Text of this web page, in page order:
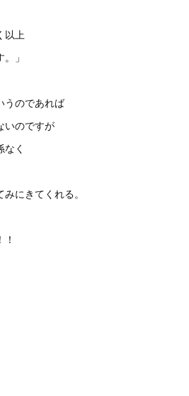
以上
」
うのであれば
いのですが
く
にきてくれる。